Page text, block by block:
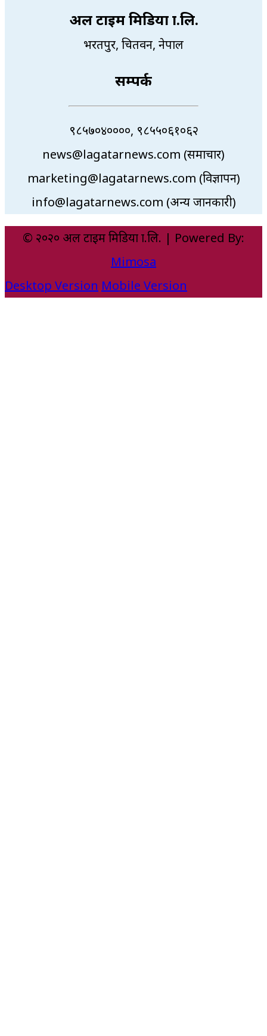
अल टाइम मिडिया प्रा.लि.
भरतपुर, चितवन, नेपाल
सम्पर्क
९८५७०४००००, ९८५५०६१०६२
news@lagatarnews.com (समाचार)
marketing@lagatarnews.com (विज्ञापन)
info@lagatarnews.com (अन्य जानकारी)
© २०२० अल टाइम मिडिया प्रा.लि. | Powered By:
Mimosa
Desktop Version Mobile Version